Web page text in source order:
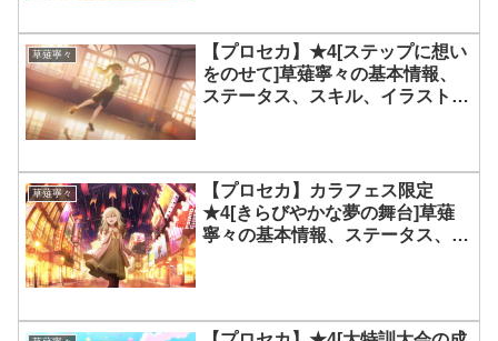
草薙寧々
【プロセカ】★4[ステップに想い
をのせて]草薙寧々の基本情報、
ステータス、スキル、イラストま
草薙寧々
【プロセカ】カラフェス限定
★4[きらびやかな夢の舞台]草薙
寧々の基本情報、ステータス、ス